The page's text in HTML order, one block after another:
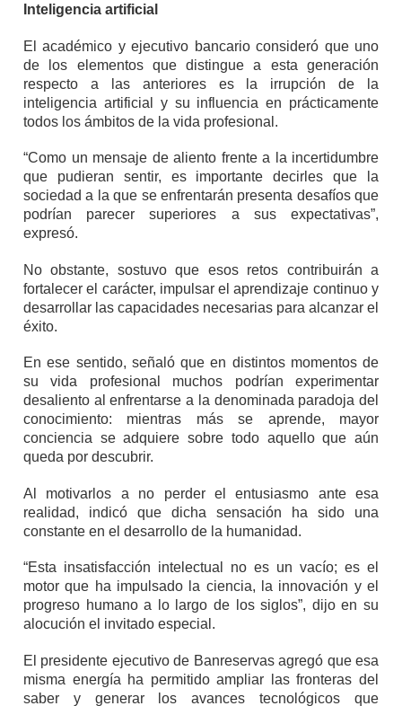
Inteligencia artificial
El académico y ejecutivo bancario consideró que uno
de los elementos que distingue a esta generación
respecto a las anteriores es la irrupción de la
inteligencia artificial y su influencia en prácticamente
todos los ámbitos de la vida profesional.
“Como un mensaje de aliento frente a la incertidumbre
que pudieran sentir, es importante decirles que la
sociedad a la que se enfrentarán presenta desafíos que
podrían parecer superiores a sus expectativas”,
expresó.
No obstante, sostuvo que esos retos contribuirán a
fortalecer el carácter, impulsar el aprendizaje continuo y
desarrollar las capacidades necesarias para alcanzar el
éxito.
En ese sentido, señaló que en distintos momentos de
su vida profesional muchos podrían experimentar
desaliento al enfrentarse a la denominada paradoja del
conocimiento: mientras más se aprende, mayor
conciencia se adquiere sobre todo aquello que aún
queda por descubrir.
Al motivarlos a no perder el entusiasmo ante esa
realidad, indicó que dicha sensación ha sido una
constante en el desarrollo de la humanidad.
“Esta insatisfacción intelectual no es un vacío; es el
motor que ha impulsado la ciencia, la innovación y el
progreso humano a lo largo de los siglos”, dijo en su
alocución el invitado especial.
El presidente ejecutivo de Banreservas agregó que esa
misma energía ha permitido ampliar las fronteras del
saber y generar los avances tecnológicos que